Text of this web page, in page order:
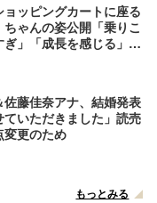
ッピングカートに座る
ゃんの姿公開「乗りこ
」「成長を感じる」の
藤佳奈アナ、結婚発表
ていただきました」読売
変更のため
もっとみる